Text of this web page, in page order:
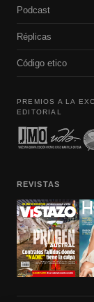
Podcast
Réplicas
Código etico
PREMIOS A LA
EDITORIAL
REVISTAS